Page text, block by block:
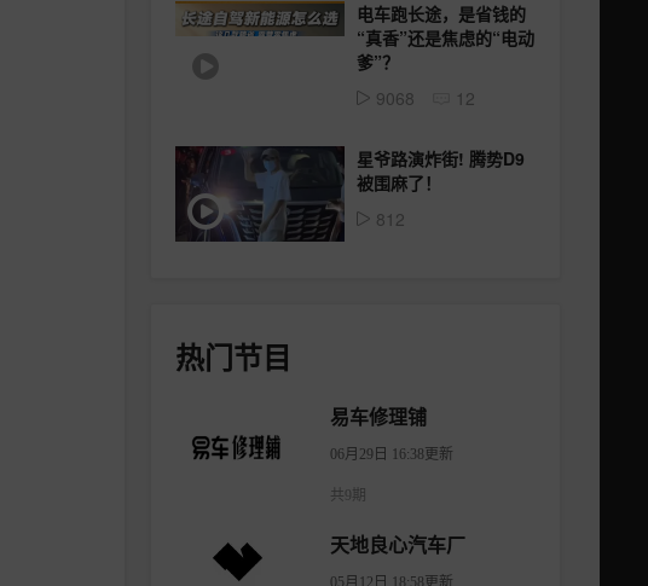
电车跑长途，是省钱的
“真香”还是焦虑的“电动
爹”？
9068
12
星爷路演炸街! 腾势D9
被围麻了！
812
热门节目
易车修理铺
06月29日 16:38更新
共9期
天地良心汽车厂
05月12日 18:58更新